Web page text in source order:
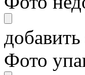
Фото